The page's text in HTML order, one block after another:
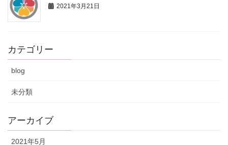
2021年3月21日
カテゴリー
blog
未分類
アーカイブ
2021年5月